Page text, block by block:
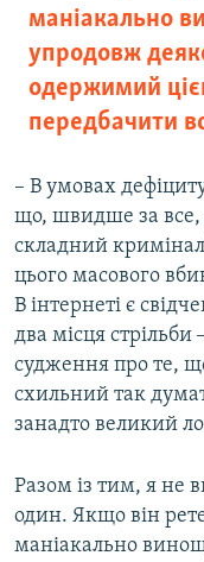
маніакально
упродовж
одержимий
передбачити
– В умовах
що, швидше за все,
складний
цього масового
В інтернеті є
два місця стрільби
судження про те,
схильний так
занадто великий
Разом із тим, я не
один. Якщо він
маніакально